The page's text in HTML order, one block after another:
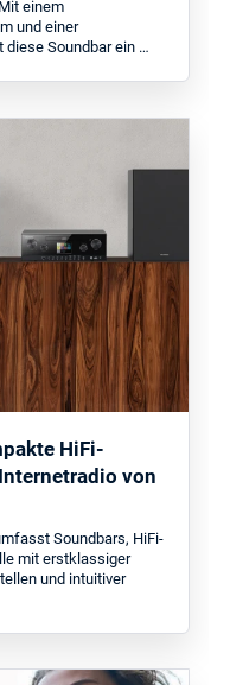
einem
und einer
diese Soundbar ein …
HiFi-
von
Soundbars, HiFi-
mit erstklassiger
und intuitiver